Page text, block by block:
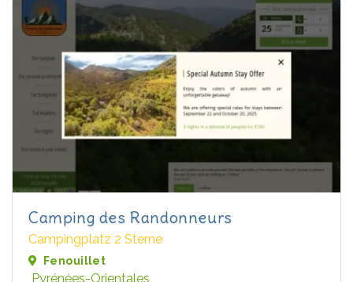
Camping des Randonneurs
Campingplatz 2 Sterne
Fenouillet
Pyrénées-Orientales